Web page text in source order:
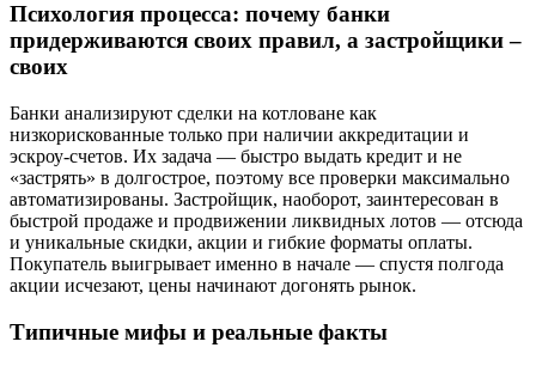
Психология процесса: почему банки
придерживаются своих правил, а застройщики –
своих
Банки анализируют сделки на котловане как
низкорискованные только при наличии аккредитации и
эскроу-счетов. Их задача — быстро выдать кредит и не
«застрять» в долгострое, поэтому все проверки максимально
автоматизированы. Застройщик, наоборот, заинтересован в
быстрой продаже и продвижении ликвидных лотов — отсюда
и уникальные скидки, акции и гибкие форматы оплаты.
Покупатель выигрывает именно в начале — спустя полгода
акции исчезают, цены начинают догонять рынок.
Типичные мифы и реальные факты